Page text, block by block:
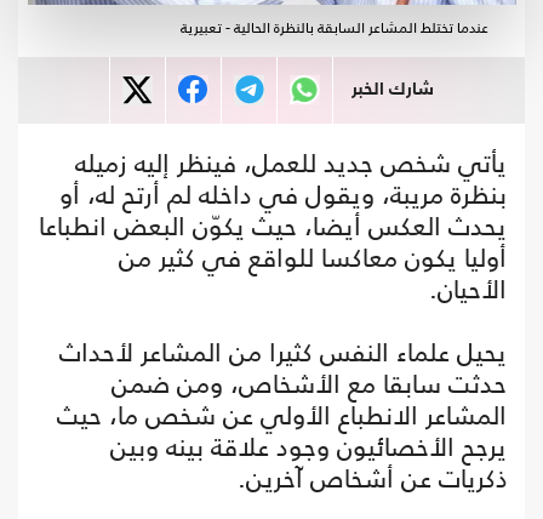
عندما تختلط المشاعر السابقة بالنظرة الحالية - تعبيرية
شارك الخبر
يأتي شخص جديد للعمل، فينظر إليه زميله
بنظرة مريبة، ويقول في داخله لم أرتح له، أو
يحدث العكس أيضا، حيث يكوّن البعض انطباعا
أوليا يكون معاكسا للواقع في كثير من
الأحيان.
يحيل علماء النفس كثيرا من المشاعر لأحداث
حدثت سابقا مع الأشخاص، ومن ضمن
المشاعر الانطباع الأولي عن شخص ما، حيث
يرجح الأخصائيون وجود علاقة بينه وبين
ذكريات عن أشخاص آخرين.